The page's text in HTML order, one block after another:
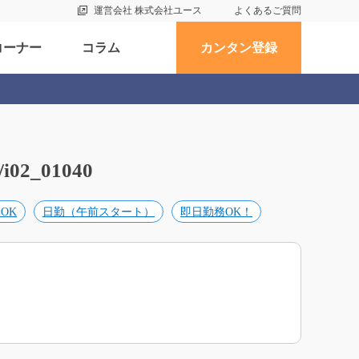
運営会社 株式会社ユース よくあるご質問
ーナー コラム カンタン登録
日勤（午前スタート） 即日勤務OK！